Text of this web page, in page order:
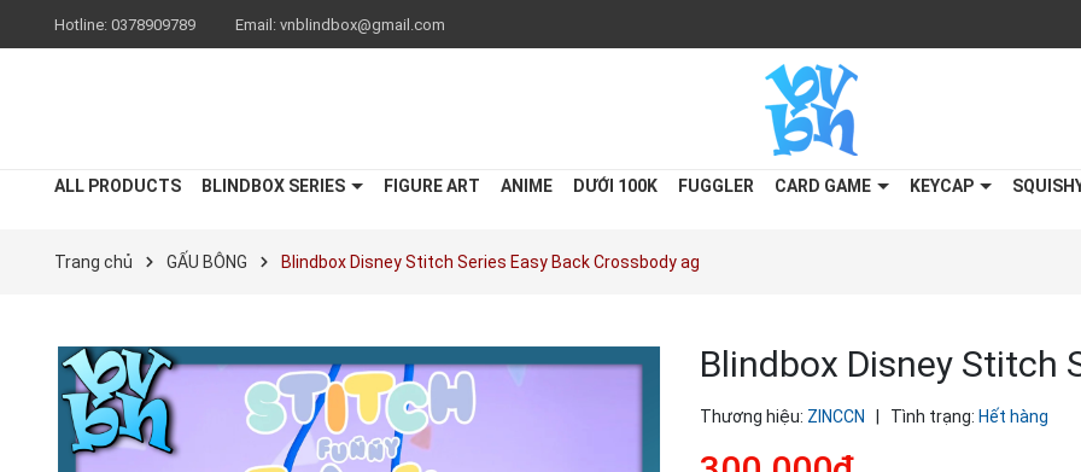
Hotline: 0378909789 Email: vnblindbox@gmail.com
ALL PRODUCTS BLINDBOX SERIES FIGURE ART ANIME DƯỚI 100K FUGGLER CARD GAME KEYCAP
Trang chủ GẤU BÔNG Blindbox Disney Stitch Series Easy Back Crossbody ag
Blindbox Disney Stitch
Thương hiệu: ZINCCN Tình trạng: Hết hàng